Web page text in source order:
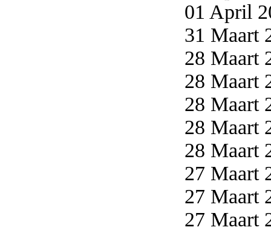
01 April
31 Maart
28 Maart
28 Maart
28 Maart
28 Maart
28 Maart
27 Maart
27 Maart
27 Maart